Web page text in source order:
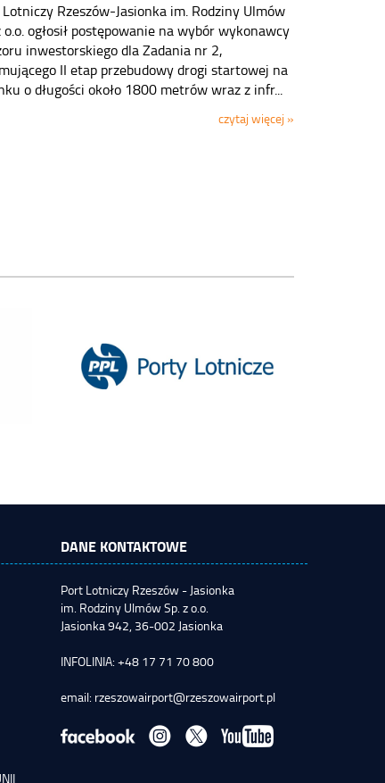
Rzeszów-Jasionka im. Rodziny Ulmów
o.o. ogłosił postępowanie na wybór wykonawcy
inwestorskiego dla Zadania nr 2,
II etap przebudowy drogi startowej na
o długości około 1800 metrów wraz z infr...
czytaj więcej »
DANE KONTAKTOWE
Port Lotniczy Rzeszów - Jasionka
im. Rodziny Ulmów Sp. z o.o.
Jasionka 942, 36-002 Jasionka
INFOLINIA: +48 17 71 70 800
email: rzeszowairport@rzeszowairport.pl